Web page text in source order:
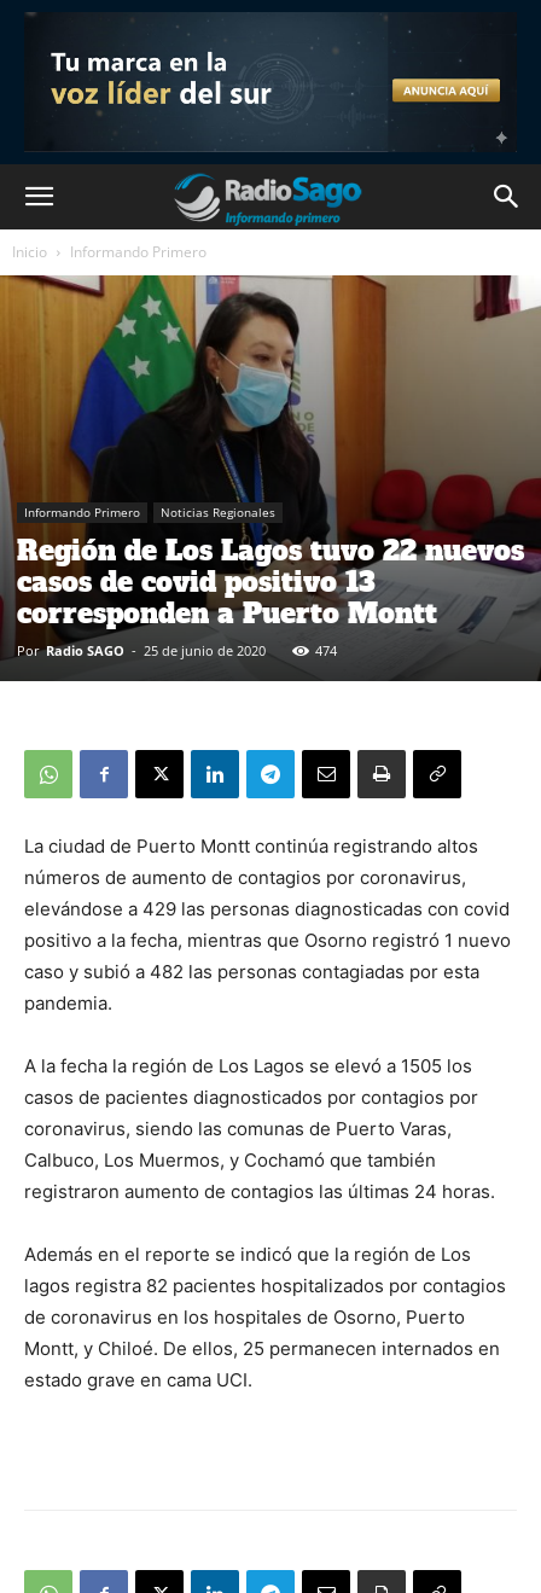
Inicio Informando Primero
Informando Primero Noticias Regionales
Región de Los Lagos tuvo 22 nuevos
casos de covid positivo 13
corresponden a Puerto Montt
Por Radio SAGO - 25 de junio de 2020 474
La ciudad de Puerto Montt continúa registrando altos
números de aumento de contagios por coronavirus,
elevándose a 429 las personas diagnosticadas con covid
positivo a la fecha, mientras que Osorno registró 1 nuevo
caso y subió a 482 las personas contagiadas por esta
pandemia.
A la fecha la región de Los Lagos se elevó a 1505 los
casos de pacientes diagnosticados por contagios por
coronavirus, siendo las comunas de Puerto Varas,
Calbuco, Los Muermos, y Cochamó que también
registraron aumento de contagios las últimas 24 horas.
Además en el reporte se indicó que la región de Los
lagos registra 82 pacientes hospitalizados por contagios
de coronavirus en los hospitales de Osorno, Puerto
Montt, y Chiloé. De ellos, 25 permanecen internados en
estado grave en cama UCI.